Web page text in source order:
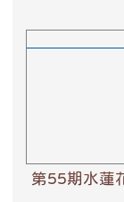
第55期水蓮